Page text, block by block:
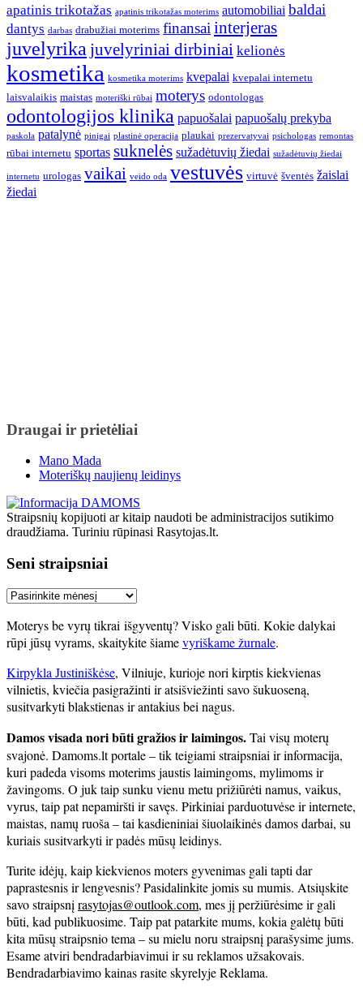
apatinis trikotažas apatinis trikotažas moterims automobiliai baldai
dantys darbas drabužiai moterims finansai interjeras
juvelyrika juvelyriniai dirbiniai kelionės
kosmetika kosmetika moterims kvepalai kvepalai internetu
laisvalaikis maistas moteriški rūbai moterys odontologas
odontologijos klinika papuošalai papuošalų prekyba
paskola patalynė pinigai plastinė operacija plaukai prezervatyvai psichologas remontas
rūbai internetu sportas suknelės sužadėtuvių žiedai sužadėtuvių žiedai
internetu urologas vaikai veido oda vestuvės virtuvė šventės žaislai
žiedai
Draugai ir prietėliai
Mano Mada
Moteriškų naujienų leidinys
Straipsnių kopijuoti ar kitaip naudoti be administracijos sutikimo
draudžiama. Turiniu rūpinasi Rasytojas.lt.
Seni straipsniai
Seni
Moterys be vyrų tikrai išgyventų? Visko gali būti. Kokie dalykai
rūpi jūsų vyrams, skaitykite šiamevyriškame žurnale.
Kirpykla Justiniškėse, Vilniuje, kurioje nori kirptis kiekvienas
vilnietis, kviečia pasigražinti ir atsišviežinti savo šukuoseną,
susitvarkyti blakstienas ir antakius bei nagus.
Damos visada nori būti gražios ir laimingos.Tai visų moterų
svajonė. Damoms.lt portale – tik teigiami straipsniai ir informacija,
kuri padeda visoms moterims jaustis laimingoms, mylimoms ir
žavingoms. O juk taip sunku vienu metu prižiūrėti namus, vaikus,
vyrus, taip pat nepamiršti ir savęs. Pirkiniai parduotuvėse ir internete,
maistas, namų ruoša – tai kasdieniniai šiuolaikinės damos darbai, su
kuriais susitvarkyti ir padės mūsų leidinys.
Turite idėjų, kaip kiekvienos moters gyvenimas gali tapti dar
paprastesnis ir lengvesnis? Pasidalinkite jomis su mumis. Atsiųskite
savo straipsnį rasytojas@outlook.com, mes jį peržiūrėsime ir gali
būti, kad publikuosime. Taip pat patarkite mums, kokia galėtų būti
kita mūsų straipsnio tema – su mielu noru straipsnį parašysime jums.
Esame atviri bendradarbiavimui ir su reklamos užsakovais.
Bendradarbiavimo kainas rasite skyrelyje Reklama.